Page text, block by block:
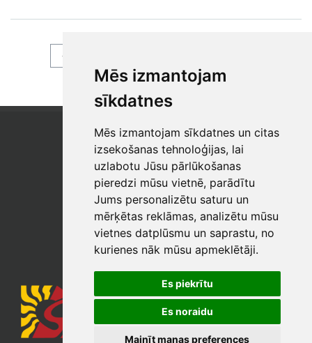
Mēs izmantojam
sīkdatnes
Mēs izmantojam sīkdatnes un citas
izsekošanas tehnoloģijas, lai
uzlabotu Jūsu pārlūkošanas
pieredzi mūsu vietnē, parādītu
Jums personalizētu saturu un
mērķētas reklāmas, analizētu mūsu
vietnes datplūsmu un saprastu, no
kurienes nāk mūsu apmeklētāji.
Es piekrītu
Es noraidu
Mainīt manas preferences
SIA "SB"
Reģistrācijas Nr. 40003017954
PVN reģ. Nr.: LV40003017954
Tālrunis: +371 67 813 100
E-pasts:
sb@sbshop.lv
MĀJAS LAPAS ADMINISTRATORS
E-pasts:ainars@sbshop.lv